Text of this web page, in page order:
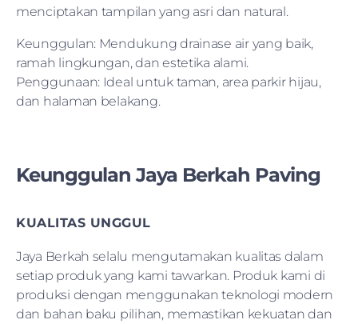
menciptakan tampilan yang asri dan natural.
Keunggulan: Mendukung drainase air yang baik,
ramah lingkungan, dan estetika alami.
Penggunaan: Ideal untuk taman, area parkir hijau,
dan halaman belakang.
Keunggulan Jaya Berkah Paving
KUALITAS UNGGUL
Jaya Berkah selalu mengutamakan kualitas dalam
setiap produk yang kami tawarkan. Produk kami di
produksi dengan menggunakan teknologi modern
dan bahan baku pilihan, memastikan kekuatan dan